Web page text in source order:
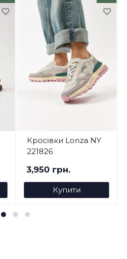
Кросівки Lonza NY
221826
3,950 грн.
Купити